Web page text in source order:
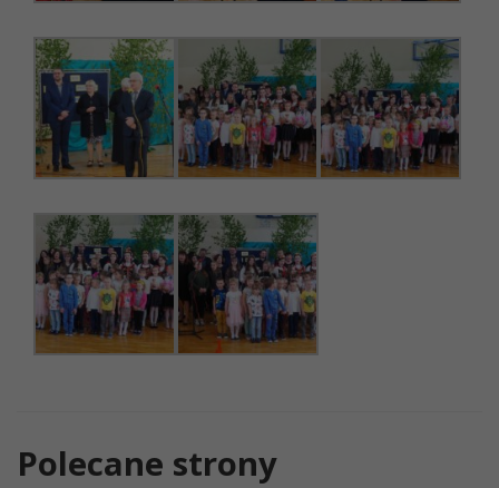
Polecane strony